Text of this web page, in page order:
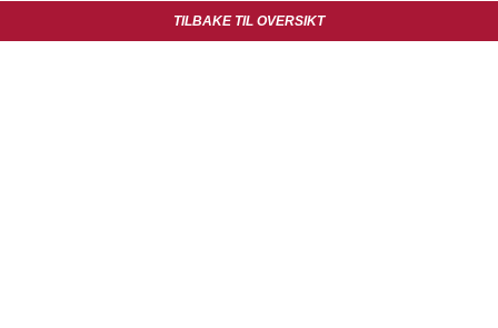
TILBAKE TIL OVERSIKT